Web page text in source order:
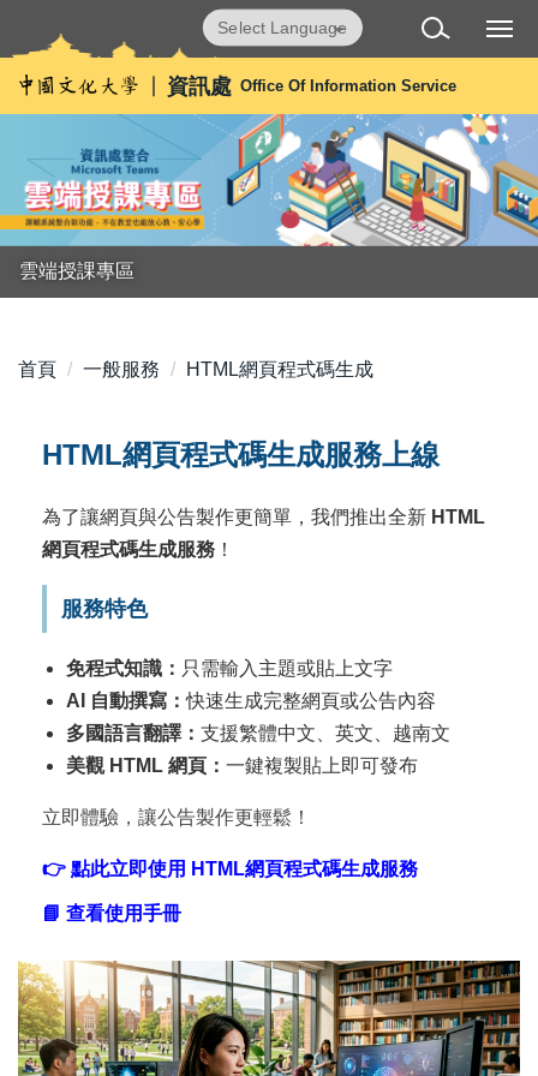
到
主
容
區
資訊處 Office Of Information Service
Translate
雲端授課專區
首頁 一般服務 HTML網頁程式碼生成
HTML網頁程式碼生成服務上線
為了讓網頁與公告製作更簡單，我們推出全新 HTML
網頁程式碼生成服務 ！
服務特色
免程式知識： 只需輸入主題或貼上文字
AI 自動撰寫：快速生成完整網頁或公告內容
多國語言翻譯： 支援繁體中文、英文、越南文
美觀 HTML 網頁： 一鍵複製貼上即可發布
立即體驗，讓公告製作更輕鬆！
👉 點此立即使用 HTML網頁程式碼生成服務
📘 查看使用手冊